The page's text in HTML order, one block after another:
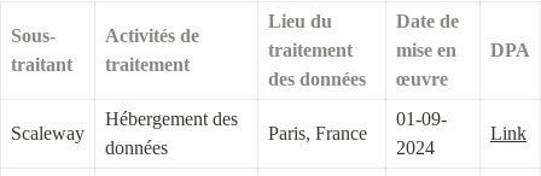
Sous-
traitant
Activités de
traitement
Lieu du
traitement
des données
Date de
mise en
œuvre
DPA
Scaleway
Hébergement des
données
Paris, France
01-09-
2024
Link